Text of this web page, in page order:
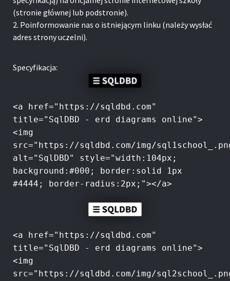
(stronie głównej lub podstronie).
2. Poinformowanie nas o istniejącym linku (należy wysłać
adres strony uczelni).
Specyfikacja:
<a href="https://sqldbd.com"
title="SqlDBD - erd diagrams online">
<img
src="https://sqldbd.com/img/
alt="SqlDBD" style="width:104px;
background:#000; border:solid 1px
#4444; border-radius:2px;"></a>
<a href="https://sqldbd.com"
title="SqlDBD - erd diagrams online">
<img
src="https://sqldbd.com/img/